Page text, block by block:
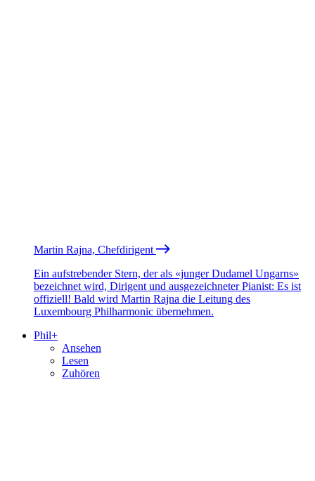
Martin Rajna, Chefdirigent
Ein aufstrebender Stern, der als «junger Dudamel Ungarns»
bezeichnet wird, Dirigent und ausgezeichneter Pianist: Es ist
offiziell! Bald wird Martin Rajna die Leitung des
Luxembourg Philharmonic übernehmen.
Phil+
Ansehen
Lesen
Zuhören